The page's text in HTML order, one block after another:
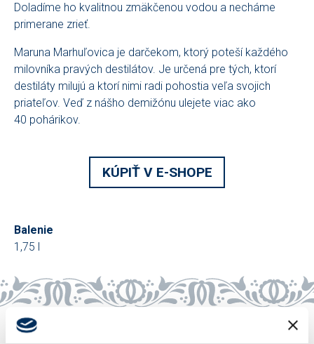
Doladíme ho kvalitnou zmäkčenou vodou a necháme
primerane zrieť.
Maruna Marhuľovica je darčekom, ktorý poteší každého
milovníka pravých destilátov. Je určená pre tých, ktorí
destiláty milujú a ktorí nimi radi pohostia veľa svojich
priateľov. Veď z nášho demižónu ulejete viac ako
40 pohárikov.
KÚPIŤ V E-SHOPE
Balenie
1,75 l